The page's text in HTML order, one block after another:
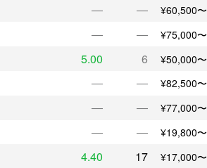
― ― ¥60,500〜
― ― ¥75,000〜
5.00 6 ¥50,000〜
― ― ¥82,500〜
― ― ¥77,000〜
― ― ¥19,800〜
4.40 17 ¥17,000〜